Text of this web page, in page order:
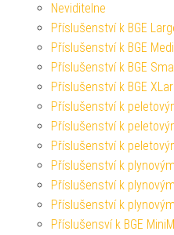
Neviditelne
Příslušenství k BGE
Příslušenství k BGE
Příslušenství k BGE
Příslušenství k BGE
Příslušenství k
Příslušenství k
Příslušenství k
Příslušenství k
Příslušenství k
Příslušenství k
Příslušensví k BGE